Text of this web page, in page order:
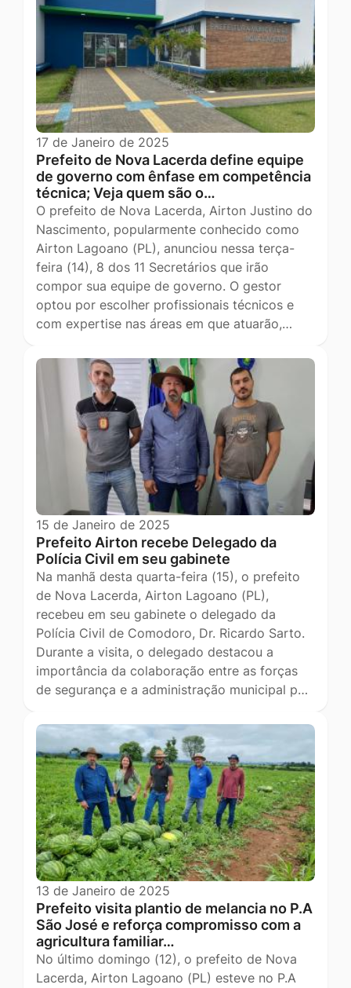
17 de Janeiro de 2025
Prefeito de Nova Lacerda define equipe
de governo com ênfase em competência
técnica; Veja quem são o…
O prefeito de Nova Lacerda, Airton Justino do
Nascimento, popularmente conhecido como
Airton Lagoano (PL), anunciou nessa terça-
feira (14), 8 dos 11 Secretários que irão
compor sua equipe de governo. O gestor
optou por escolher profissionais técnicos e
com expertise nas áreas em que atuarão,…
15 de Janeiro de 2025
Prefeito Airton recebe Delegado da
Polícia Civil em seu gabinete
Na manhã desta quarta-feira (15), o prefeito
de Nova Lacerda, Airton Lagoano (PL),
recebeu em seu gabinete o delegado da
Polícia Civil de Comodoro, Dr. Ricardo Sarto.
Durante a visita, o delegado destacou a
importância da colaboração entre as forças
de segurança e a administração municipal p…
13 de Janeiro de 2025
Prefeito visita plantio de melancia no P.A
São José e reforça compromisso com a
agricultura familiar…
No último domingo (12), o prefeito de Nova
Lacerda, Airton Lagoano (PL) esteve no P.A